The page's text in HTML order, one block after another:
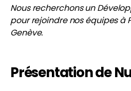
Nous recherchons un
pour rejoindre nos équipes à
Genève.
Présentation de